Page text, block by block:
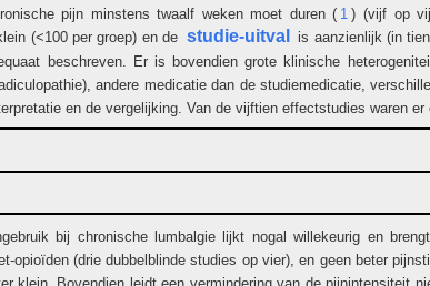
pijn minstens twaalf weken moet duren ( 1 ) (vijf op
(<100 per groep) en de studie-uitval
is aanzienlijk (in
beschreven. Er is bovendien grote klinische
andere medicatie dan de studiemedicatie,
en de vergelijking. Van de vijftien effectstudies waren
bij chronische lumbalgie lijkt nogal willekeurig en
opioïden (drie dubbelblinde studies op vier), en geen beter